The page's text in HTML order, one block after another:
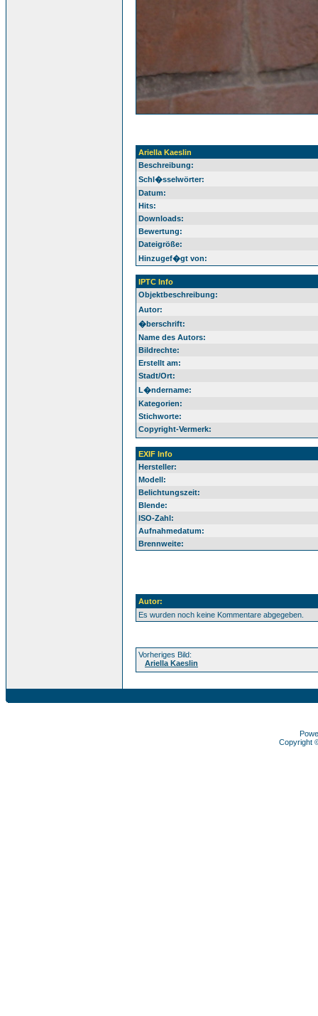
Ariella Kaeslin
Beschreibung:
Schl�sselwörter:
Datum:
Hits:
Downloads:
Bewertung:
Dateigröße:
Hinzugef�gt von:
IPTC Info
Objektbeschreibung:
Autor:
�berschrift:
Name des Autors:
Bildrechte:
Erstellt am:
Stadt/Ort:
L�ndername:
Kategorien:
Stichworte:
Copyright-Vermerk:
EXIF Info
Hersteller:
Modell:
Belichtungszeit:
Blende:
ISO-Zahl:
Aufnahmedatum:
Brennweite:
Autor:
Es wurden noch keine Kommentare abgegeben.
Vorheriges Bild:
Ariella Kaeslin
Copyright